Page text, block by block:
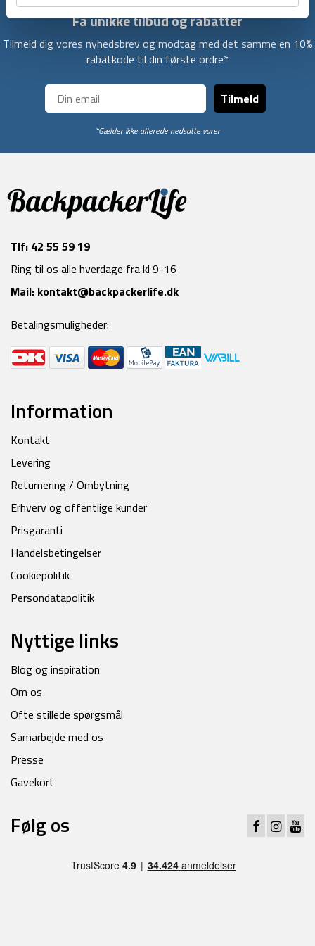
Få unikke tilbud og rabatter
Tilmeld dig vores nyhedsbrev og modtag med det samme en 10%
rabatkode til din første ordre*
Tilmeld
*Gælder ikke allerede nedsatte varer
Tlf: 42 55 59 19
Ring til os alle hverdage fra kl 9-16
Mail: kontakt@backpackerlife.dk
Betalingsmuligheder:
Information
Kontakt
Levering
Returnering / Ombytning
Erhverv og offentlige kunder
Prisgaranti
Handelsbetingelser
Cookiepolitik
Persondatapolitik
Nyttige links
Blog og inspiration
Om os
Ofte stillede spørgsmål
Samarbejde med os
Presse
Gavekort
Følg os